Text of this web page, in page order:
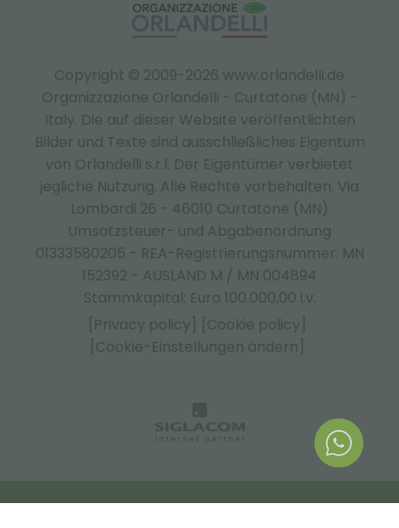
Copyright © 2009-2026 www.orlandelli.de
Organizzazione Orlandelli - Curtatone (MN) -
Italy. Die auf dieser Website veröffentlichten
Bilder und Texte sind ausschließliches Eigentum
von Orlandelli s.r.l. Der Eigentümer verbietet
jegliche Nutzung. Alle Rechte vorbehalten. Via
Lombardi 26 - 46010 Curtatone (MN)
Umsatzsteuer- und Abgabenordnung
01333580205 - REA-Registrierungsnummer: MN
152392 - AUSLAND M / MN 004894
Stammkapital: Euro 100.000,00 i.v.
[Privacy policy]
[Cookie policy]
[Cookie-Einstellungen ändern]